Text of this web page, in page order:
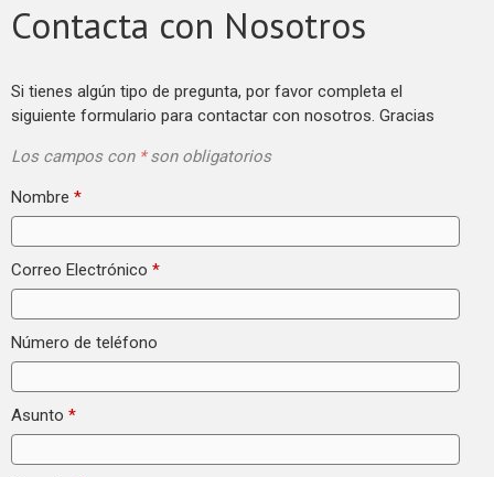
Contacta con Nosotros
Si tienes algún tipo de pregunta, por favor completa el
siguiente formulario para contactar con nosotros. Gracias
Los campos con *son obligatorios
Nombre *
Correo Electrónico *
Número de teléfono
Asunto *